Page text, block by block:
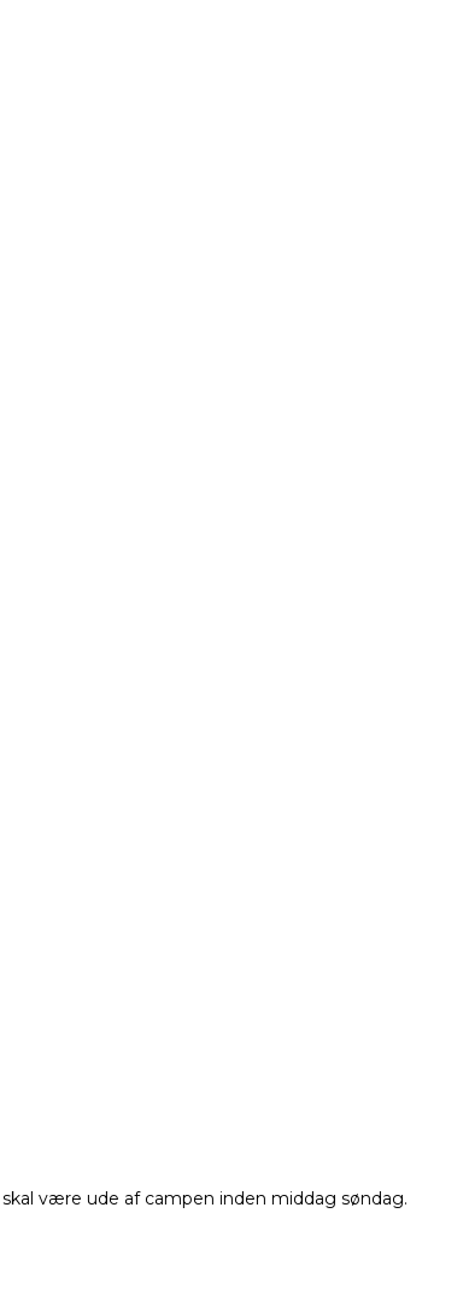
være ude af campen inden middag søndag.